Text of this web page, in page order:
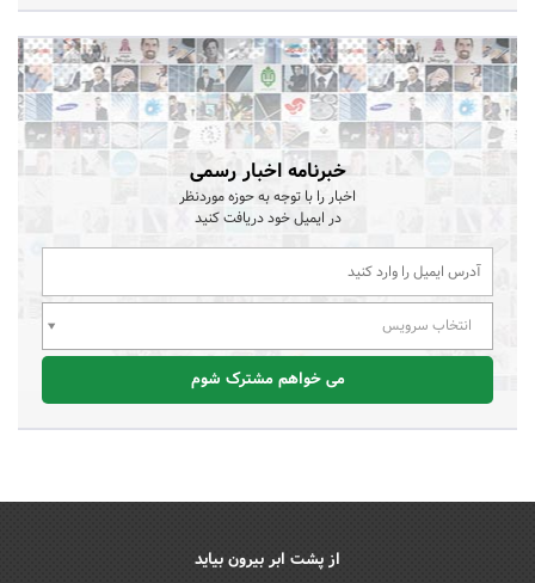
خبرنامه اخبار رسمی
اخبار را با توجه به حوزه موردنظر
در ایمیل خود دریافت کنید
انتخاب سرویس
می خواهم مشترک شوم
از پشت ابر بیرون بیاید